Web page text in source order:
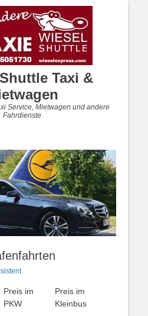
Taxi &
Service, Mietwagen und andere
Fahrdienste
Preis im
PKW
Preis im
Kleinbus